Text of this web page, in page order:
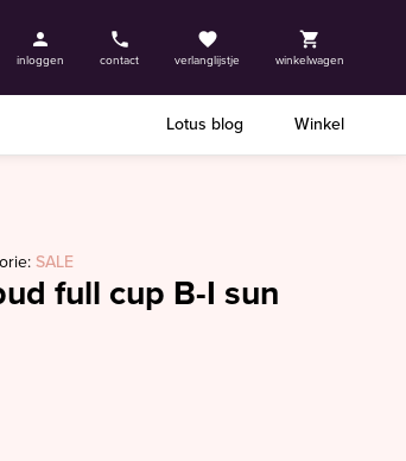
inloggen contact verlanglijstje winkelwagen
Lotus blog Winkel
SALE
full cup B-I sun